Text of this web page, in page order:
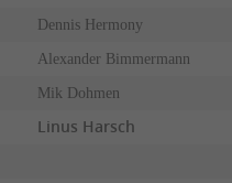
Dennis Hermony
Alexander Bimmermann
Mik Dohmen
Linus Harsch